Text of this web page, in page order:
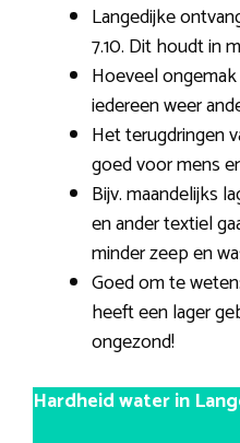
Langedijke
7.10. Dit houdt in
Hoeveel
iedereen weer
Het terugdringen
goed voor mens
Bijv. maandelijks
en ander textiel
minder zeep en
Goed om te
heeft een lager
ongezond!
Hardheid water in